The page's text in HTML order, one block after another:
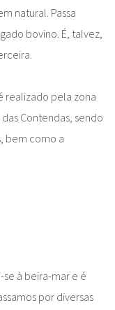
natural. Passa
bovino. É, talvez,
realizado pela zona
Contendas, sendo
bem como a
à beira-mar e é
por diversas